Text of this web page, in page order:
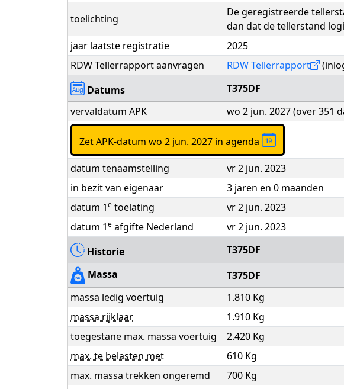
toelichting
De geregistreerde
dan dat de tellerstand
jaar laatste registratie
2025
RDW Tellerrapport aanvragen
RDW Tellerrapport
Datums
T375DF
vervaldatum APK
wo 2 jun. 2027 (over 351
Zet APK-datum wo 2 jun. 2027 in agenda
datum tenaamstelling
vr 2 jun. 2023
in bezit van eigenaar
3 jaren en 0 maanden
datum 1e toelating
vr 2 jun. 2023
datum 1e afgifte Nederland
vr 2 jun. 2023
Historie
T375DF
Massa
T375DF
massa ledig voertuig
1.810 Kg
massa rijklaar
1.910 Kg
toegestane max. massa voertuig
2.420 Kg
max. te belasten met
610 Kg
max. massa trekken ongeremd
700 Kg